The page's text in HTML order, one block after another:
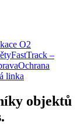
O2
FastTrack –
Ochrana
linka
objektů